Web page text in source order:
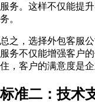
服务。这样不仅能提
务。
总之，选择外包客服
服务不仅能增强客户
住，客户的满意度是企
标准二：技术